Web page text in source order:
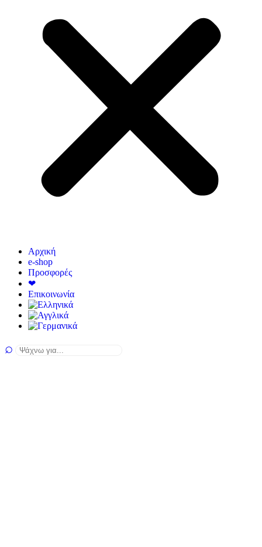
Αρχική
e-shop
Προσφορές
❤
Επικοινωνία